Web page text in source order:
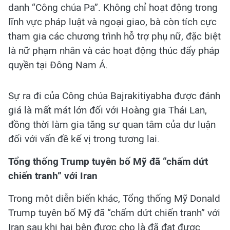
danh “Công chúa Pa”. Không chỉ hoạt động trong
lĩnh vực pháp luật và ngoại giao, bà còn tích cực
tham gia các chương trình hỗ trợ phụ nữ, đặc biệt
là nữ phạm nhân và các hoạt động thúc đẩy pháp
quyền tại Đông Nam Á.
Sự ra đi của Công chúa Bajrakitiyabha được đánh
giá là mất mát lớn đối với Hoàng gia Thái Lan,
đồng thời làm gia tăng sự quan tâm của dư luận
đối với vấn đề kế vị trong tương lai.
Tổng thống Trump tuyên bố Mỹ đã “chấm dứt
chiến tranh” với Iran
Trong một diễn biến khác, Tổng thống Mỹ Donald
Trump tuyên bố Mỹ đã “chấm dứt chiến tranh” với
Iran sau khi hai bên được cho là đã đạt được